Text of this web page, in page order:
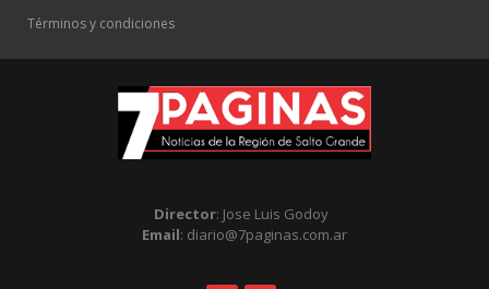
Términos y condiciones
Director: Jose Luis Godoy
Email: diario@7paginas.com.ar